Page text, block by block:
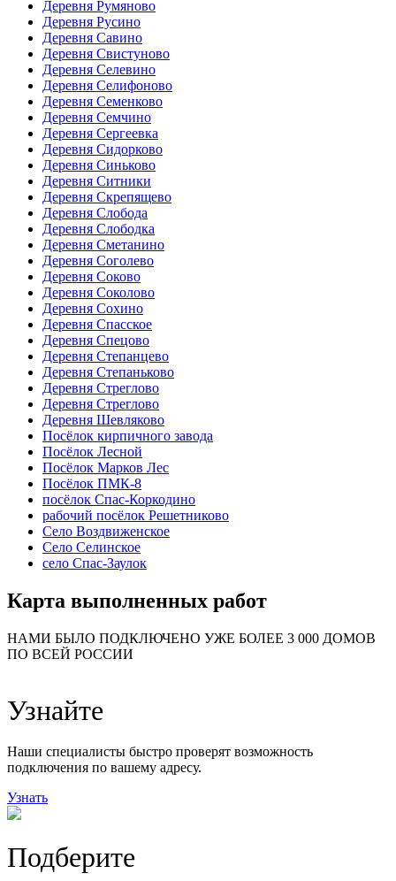
Деревня Румяново
Деревня Русино
Деревня Савино
Деревня Свистуново
Деревня Селевино
Деревня Селифоново
Деревня Семенково
Деревня Семчино
Деревня Сергеевка
Деревня Сидорково
Деревня Синьково
Деревня Ситники
Деревня Скрепящево
Деревня Слобода
Деревня Слободка
Деревня Сметанино
Деревня Соголево
Деревня Соково
Деревня Соколово
Деревня Сохино
Деревня Спасское
Деревня Спецово
Деревня Степанцево
Деревня Степаньково
Деревня Стреглово
Деревня Стреглово
Деревня Шевляково
Посёлок кирпичного завода
Посёлок Лесной
Посёлок Марков Лес
Посёлок ПМК-8
посёлок Спас-Коркодино
рабочий посёлок Решетниково
Село Воздвиженское
Село Селинское
село Спас-Заулок
Карта выполненных работ
НАМИ БЫЛО ПОДКЛЮЧЕНО УЖЕ БОЛЕЕ 3 000 ДОМОВ
ПО ВСЕЙ РОССИИ
57
29
99
48
Узнайте
Наши специалисты быстро проверят возможность
подключения по вашему адресу.
Узнать
Подберите